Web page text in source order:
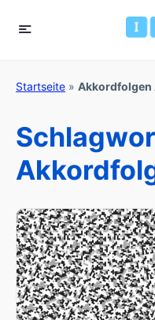
Startseite » Akkordfolgen